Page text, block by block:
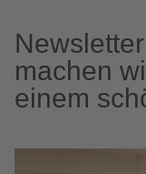
machen
einem